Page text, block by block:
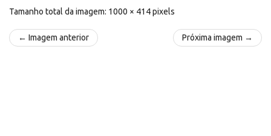
Tamanho total da imagem: 1000 × 414pixels
← Imagem anterior Próxima imagem →